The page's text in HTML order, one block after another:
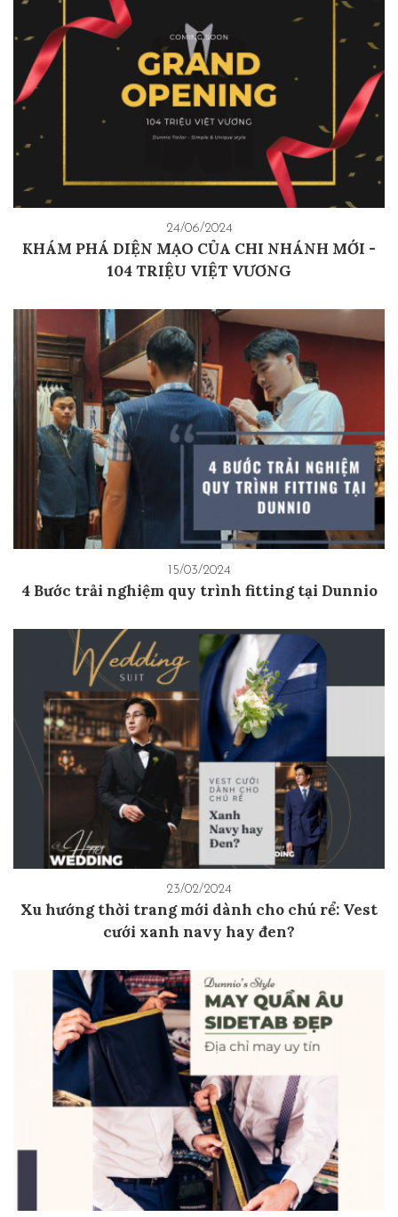
24/06/2024
KHÁM PHÁ DIỆN MẠO CỦA CHI NHÁNH MỚI -
104 TRIỆU VIỆT VƯƠNG
15/03/2024
4 Bước trải nghiệm quy trình fitting tại Dunnio
23/02/2024
Xu hướng thời trang mới dành cho chú rể: Vest
cưới xanh navy hay đen?